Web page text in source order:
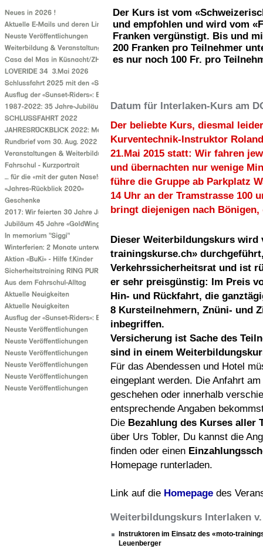
Der Kurs ist vom
und empfohlen und wird vom
Franken vergünstigt. Bis und
200 Franken pro Teilnehmer
es nur noch 100 Fr. pro
Datum für Interlaken-Kurs am
Der beliebte Kurs, diesmal
Kurventechnik-Instruktor
21.Mai 2015 statt: Wir fahren
und übernachten nur wenige
führe die Gruppe ab Parkplatz
14 Uhr an der Tramstrasse 100
bringt diejenigen nach
Dieser Weiterbildungskurs wird
trainingskurse.ch»
Verkehrssicherheitsrat und ist
er sehr preisgünstig: Im Preis
Hin- und Rückfahrt, die
8 Kursteilnehmern, Znüni- und
inbegriffen.
Versicherung ist Sache des
sind in einem
Für das Abendessen und Hotel
eingeplant werden. Die Anfahrt
geschehen oder innerhalb
entsprechende Angaben
Die Bezahlung des Kurses aller
über Urs Tobler, Du kannst die
finden oder einen
Homepage runterladen.
Link auf die Homepage des
Weiterbildungskurs Interlaken v.
Instruktoren im Einsatz des «moto-
Leuenberger